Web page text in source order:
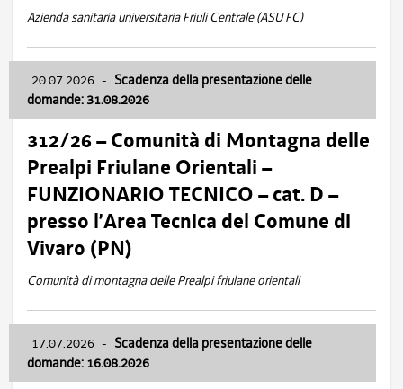
Azienda sanitaria universitaria Friuli Centrale (ASU FC)
20.07.2026 - Scadenza della presentazione delle
domande: 31.08.2026
312/26 – Comunità di Montagna delle
Prealpi Friulane Orientali –
FUNZIONARIO TECNICO – cat. D –
presso l’Area Tecnica del Comune di
Vivaro (PN)
Comunità di montagna delle Prealpi friulane orientali
17.07.2026 - Scadenza della presentazione delle
domande: 16.08.2026